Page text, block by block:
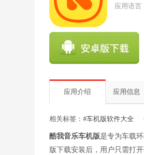
应用语言
应用介绍 应用信息
相关标签： #车机版软件大全
酷我音乐车机版是专为车载
版下载安装后，用户只需打